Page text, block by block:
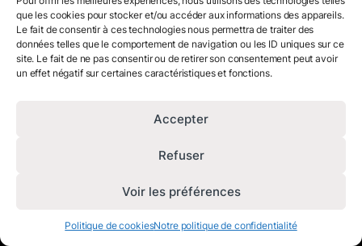
que les cookies pour stocker et/ou accéder aux informations des appareils.
Le fait de consentir à ces technologies nous permettra de traiter des
données telles que le comportement de navigation ou les ID uniques sur ce
site. Le fait de ne pas consentir ou de retirer son consentement peut avoir
un effet négatif sur certaines caractéristiques et fonctions.
Accepter
Refuser
Voir les préférences
Politique de cookiesNotre politique de confidentialité